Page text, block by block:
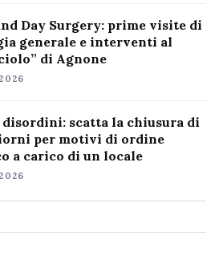
Day Surgery: prime visite di
generale e interventi al
di Agnone
disordini: scatta la chiusura di
per motivi di ordine
a carico di un locale